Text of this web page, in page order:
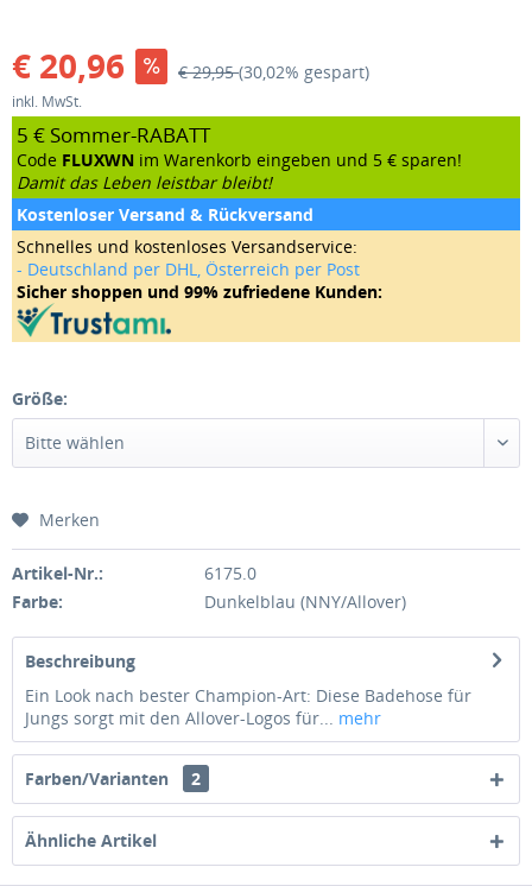
€ 20,96 € 29,95(30,02% gespart)
inkl. MwSt.
5 € Sommer-RABATT
Code FLUXWN im Warenkorb eingeben und 5 € sparen!
Damit das Leben leistbar bleibt!
Kostenloser Versand & Rückversand
Schnelles und kostenloses Versandservice:
- Deutschland per DHL, Österreich per Post
Sicher shoppen und 99% zufriedene Kunden:
Größe:
Merken
Artikel-Nr.:
6175.0
Farbe:
Dunkelblau (NNY/Allover)
Beschreibung
Ein Look nach bester Champion-Art: Diese Badehose für
Jungs sorgt mit den Allover-Logos für... mehr
Farben/Varianten 2
Ähnliche Artikel